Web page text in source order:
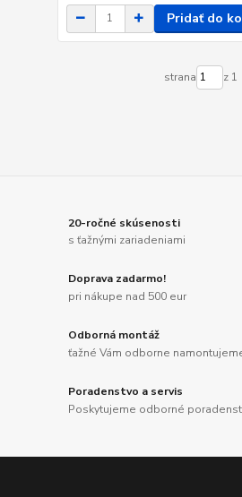
Pridať do
strana z 1
20-ročné skúsenosti
s ťažnými zariadeniami
Doprava zadarmo!
pri nákupe nad 500 eur
Odborná montáž
ťažné Vám odborne
Poradenstvo a servis
Poskytujeme odborné